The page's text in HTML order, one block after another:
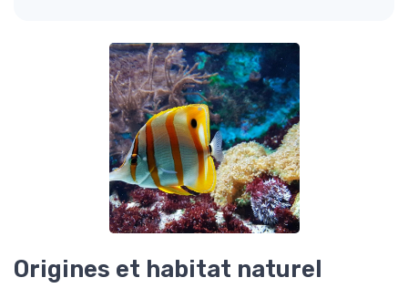
Origines et habitat naturel